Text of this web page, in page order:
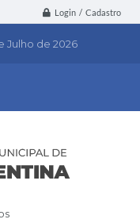
Login / Cadastro
Julho de 2026